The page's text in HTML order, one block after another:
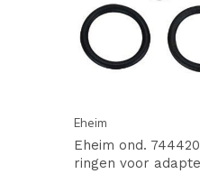
Eheim
Eheim ond.
ringen voor